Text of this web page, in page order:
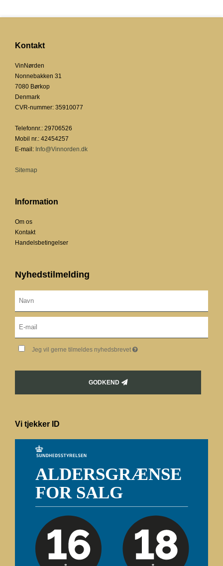
Kontakt
VinNørden
Nonnebakken 31
7080 Børkop
Denmark
CVR-nummer: 35910077
Telefonnr.: 29706526
Mobil nr.: 42454257
E-mail: Info@Vinnorden.dk
Sitemap
Information
Om os
Kontakt
Handelsbetingelser
Nyhedstilmelding
Jeg vil gerne tilmeldes nyhedsbrevet
GODKEND
Vi tjekker ID